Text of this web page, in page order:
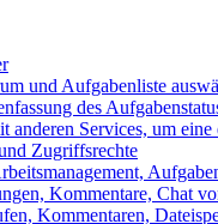
und Aufgabenliste
des
Services, um
Zugriffsrechte
Kommentare, Chat
Kommentaren,